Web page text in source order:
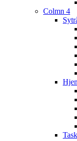
Colmn 4